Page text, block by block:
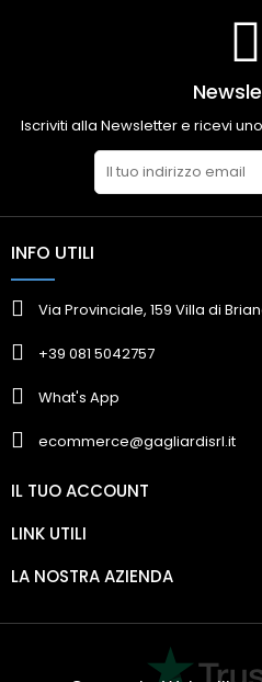
Iscriviti alla Newsletter e ricevi
INFO UTILI
Via Provinciale, 159 Villa di
+39 081 5042757
What's App
ecommerce@gagliardisrl.it
IL TUO ACCOUNT
LINK UTILI
LA NOSTRA AZIENDA